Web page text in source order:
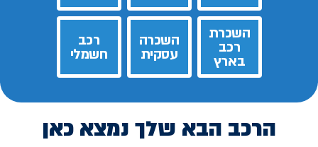
השכרת
רכב
בארץ
השכרה
עסקית
רכב
חשמלי
הרכב הבא שלך נמצא כאן